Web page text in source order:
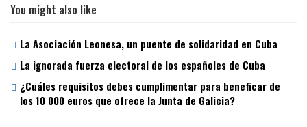
You might also like
La Asociación Leonesa, un puente de solidaridad en Cuba
La ignorada fuerza electoral de los españoles de Cuba
¿Cuáles requisitos debes cumplimentar para beneficar de
los 10 000 euros que ofrece la Junta de Galicia?